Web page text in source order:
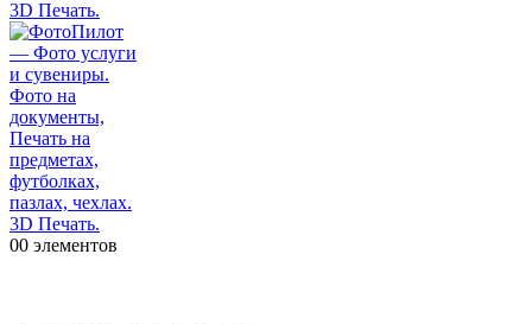
00 элементов